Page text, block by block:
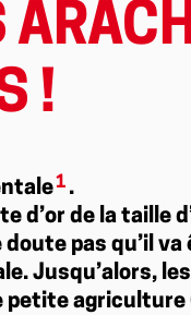
!
1 .
d’or de la taille
pas qu’il va
Jusqu’alors,
petite